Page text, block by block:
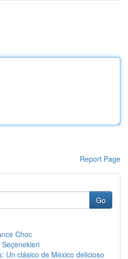
Report Page
Go
Choc
Un clásico de México delicioso